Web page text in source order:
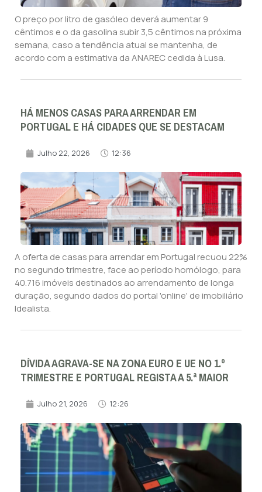
O preço por litro de gasóleo deverá aumentar 9
cêntimos e o da gasolina subir 3,5 cêntimos na próxima
semana, caso a tendência atual se mantenha, de
acordo com a estimativa da ANAREC cedida à Lusa.
HÁ MENOS CASAS PARA ARRENDAR EM
PORTUGAL E HÁ CIDADES QUE SE DESTACAM
Julho 22, 2026 12:36
A oferta de casas para arrendar em Portugal recuou 22%
no segundo trimestre, face ao período homólogo, para
40.716 imóveis destinados ao arrendamento de longa
duração, segundo dados do portal 'online' de imobiliário
Idealista.
DÍVIDA AGRAVA-SE NA ZONA EURO E UE NO 1.º
TRIMESTRE E PORTUGAL REGISTA A 5.ª MAIOR
Julho 21, 2026 12:26